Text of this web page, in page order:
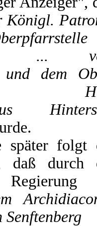
Königl.
...
und dem
später folgt
daß durch
Regierung